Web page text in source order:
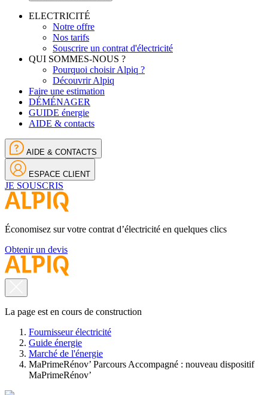
ELECTRICITÉ
Notre offre
Nos tarifs
Souscrire un contrat d'électricité
QUI SOMMES-NOUS ?
Pourquoi choisir Alpiq ?
Découvrir Alpiq
Faire une estimation
DÉMÉNAGER
GUIDE énergie
AIDE & contacts
AIDE & CONTACTS
ESPACE CLIENT
JE SOUSCRIS
Économisez sur votre contrat d’électricité en quelques clics
Obtenir un devis
La page est en cours de construction
Fournisseur électricité
Guide énergie
Marché de l'énergie
MaPrimeRénov’ Parcours Accompagné : nouveau dispositif
MaPrimeRénov’